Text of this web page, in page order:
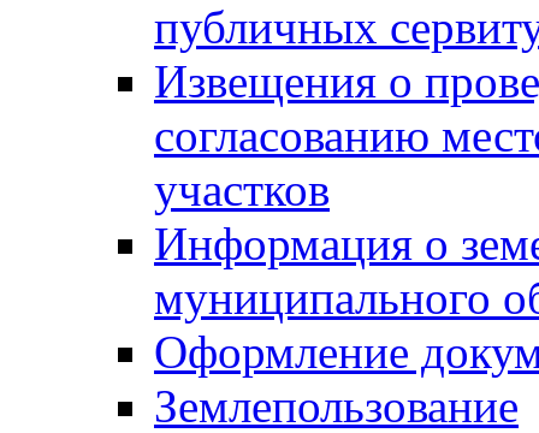
публичных
Извещения о
согласованию
участков
Информация о
муниципального
Оформление
Землепользование